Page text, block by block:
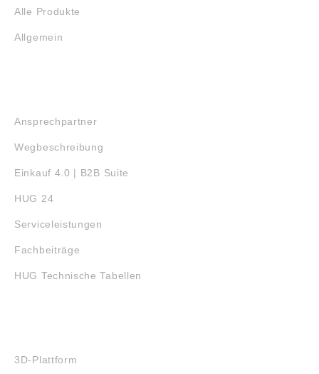
(Deutschland) GmbH,
Erkrath, Germany,
Alle Produkte
Allgemein
Ansprechpartner
Wegbeschreibung
Einkauf 4.0 | B2B Suite
HUG 24
Serviceleistungen
Fachbeiträge
HUG Technische Tabellen
3D-Plattform